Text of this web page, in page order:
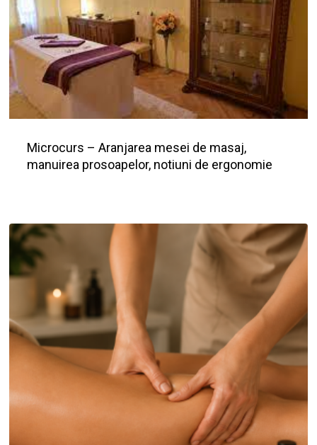
Microcurs – Aranjarea mesei de masaj,
manuirea prosoapelor, notiuni de ergonomie